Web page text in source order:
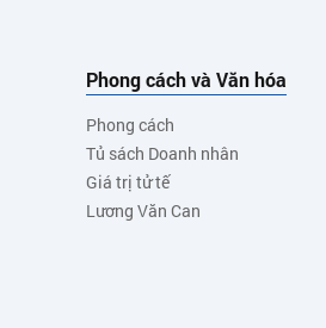
Phong cách và Văn hóa
Phong cách
Tủ sách Doanh nhân
Giá trị tử tế
Lương Văn Can